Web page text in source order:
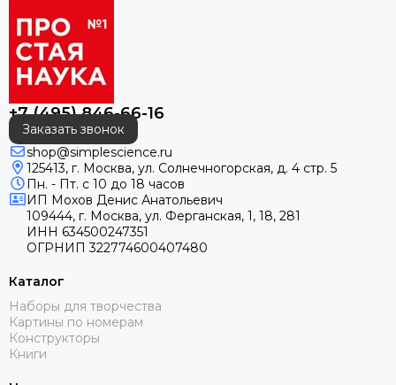
+7 (495) 846-66-16
Заказать звонок
shop@simplescience.ru
125413, г. Москва, ул. Солнечногорская, д. 4 стр. 5
Пн. - Пт. с 10 до 18 часов
ИП Мохов Денис Анатольевич
109444, г. Москва, ул. Ферганская, 1, 18, 281
ИНН 634500247351
ОГРНИП322774600407480
Каталог
Наборы для творчества
Картины по номерам
Конструкторы
Книги